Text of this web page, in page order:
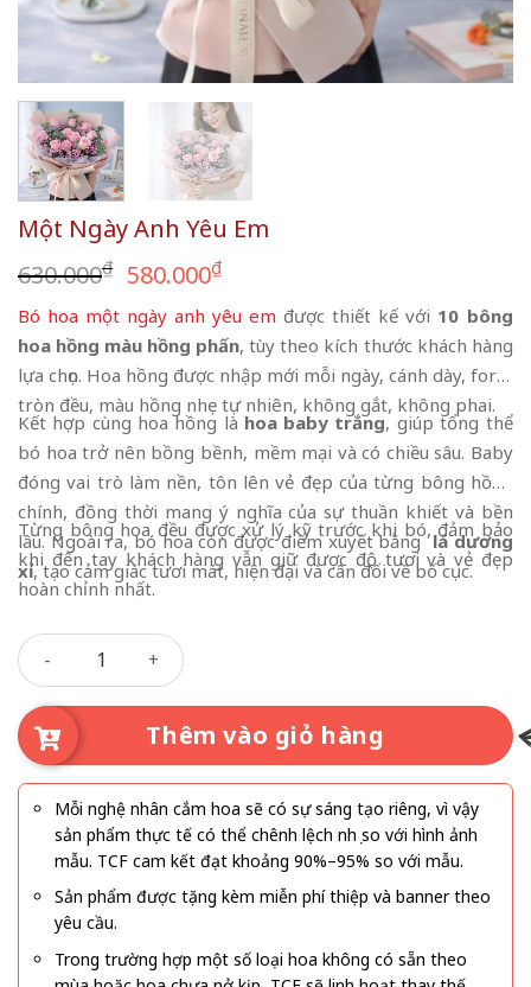
Một Ngày Anh Yêu Em
630.000₫ Giá
gốc
là:
630.000₫.
580.000₫Giá
hiện
tại
là:
580.000₫.
Bó hoa một ngày anh yêu em được thiết kế với 10 bông
hoa hồng màu hồng phấn, tùy theo kích thước khách hàng
lựa chọn. Hoa hồng được nhập mới mỗi ngày, cánh dày, form
tròn đều, màu hồng nhẹ tự nhiên, không gắt, không phai.
Kết hợp cùng hoa hồng là hoa baby trắng, giúp tổng thể
bó hoa trở nên bồng bềnh, mềm mại và có chiều sâu. Baby
đóng vai trò làm nền, tôn lên vẻ đẹp của từng bông hồng
chính, đồng thời mang ý nghĩa của sự thuần khiết và bền
lâu. Ngoài ra, bó hoa còn được điểm xuyết bằnglá dương
xỉ, tạo cảm giác tươi mát, hiện đại và cân đối về bố cục.
Từng bông hoa đều được xử lý kỹ trước khi bó, đảm bảo
khi đến tay khách hàng vẫn giữ được độ tươi và vẻ đẹp
hoàn chỉnh nhất.
Một Ngày Anh Yêu Em số lượng
Thêm vào giỏ hàng
Mỗi nghệ nhân cắm hoa sẽ có sự sáng tạo riêng, vì vậy
sản phẩm thực tế có thể chênh lệch nhẹ so với hình ảnh
mẫu. TCF cam kết đạt khoảng 90%–95% so với mẫu.
Sản phẩm được tặng kèm miễn phí thiệp và banner theo
yêu cầu.
Trong trường hợp một số loại hoa không có sẵn theo